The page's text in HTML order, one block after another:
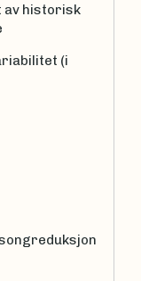
av historisk
(i